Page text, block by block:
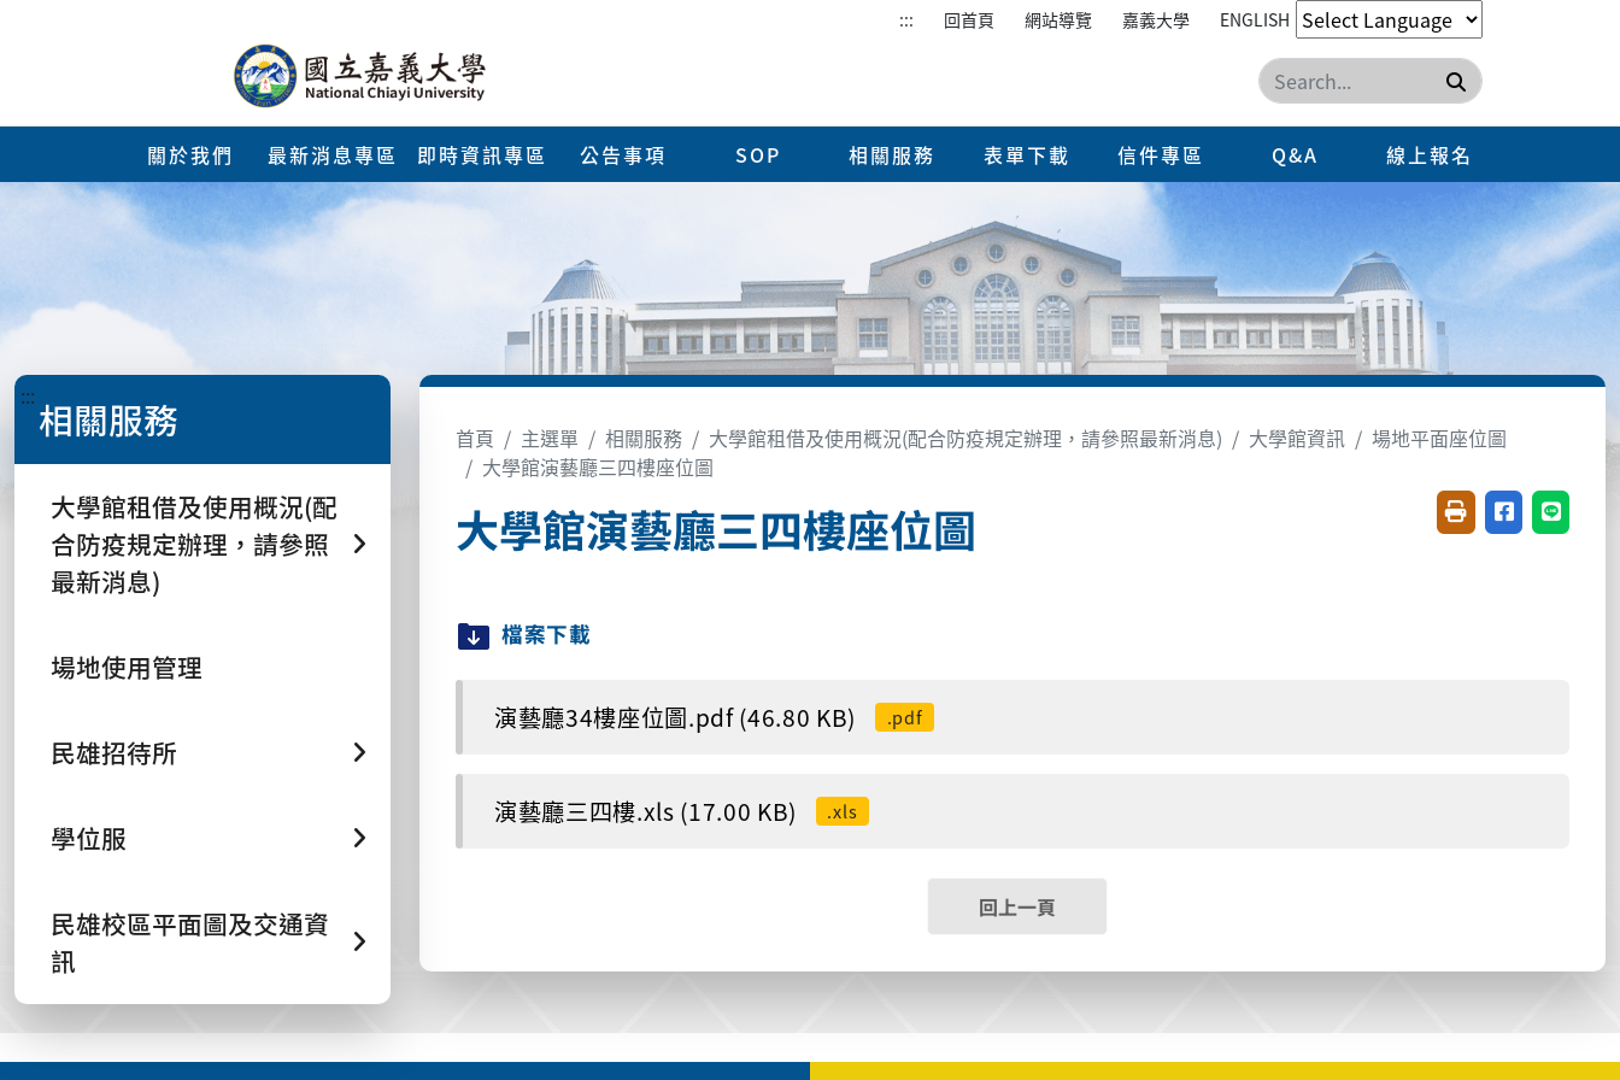
::: 回首頁 網站導覽 嘉義大學 ENGLISH
搜尋
關於我們 最新消息專區 即時資訊專區 公告事項 SOP 相關服務 表單下載 信件專區 Q&A 線上報名
::: 相關服務
大學館租借及使用概況(配
合防疫規定辦理，請參照
最新消息)
場地使用管理
民雄招待所
學位服
民雄校區平面圖及交通資
訊
首頁 主選單 相關服務 大學館租借及使用概況(配合防疫規定辦理，請參照最新消息) 大學館資訊
場地平面座位圖
大學館演藝廳三四樓座位圖
大學館演藝廳三四樓座位圖 友善列印(開新視窗)
分享至臉書(
分享至
檔案下載
演藝廳34樓座位圖.pdf (46.80 KB) .pdf
演藝廳三四樓.xls (17.00 KB) .xls
回上一頁